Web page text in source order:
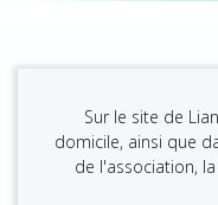
Sur le site de
domicile, ainsi que
de l'association,